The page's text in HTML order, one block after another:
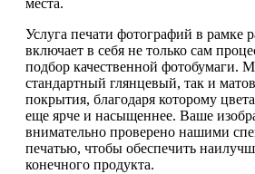
места.
Услуга печати фотографий в рамке
включает в себя не только сам
подбор качественной фотобумаги.
стандартный глянцевый, так и
покрытия, благодаря которому
еще ярче и насыщеннее. Ваше
внимательно проверено нашими
печатью, чтобы обеспечить
конечного продукта.